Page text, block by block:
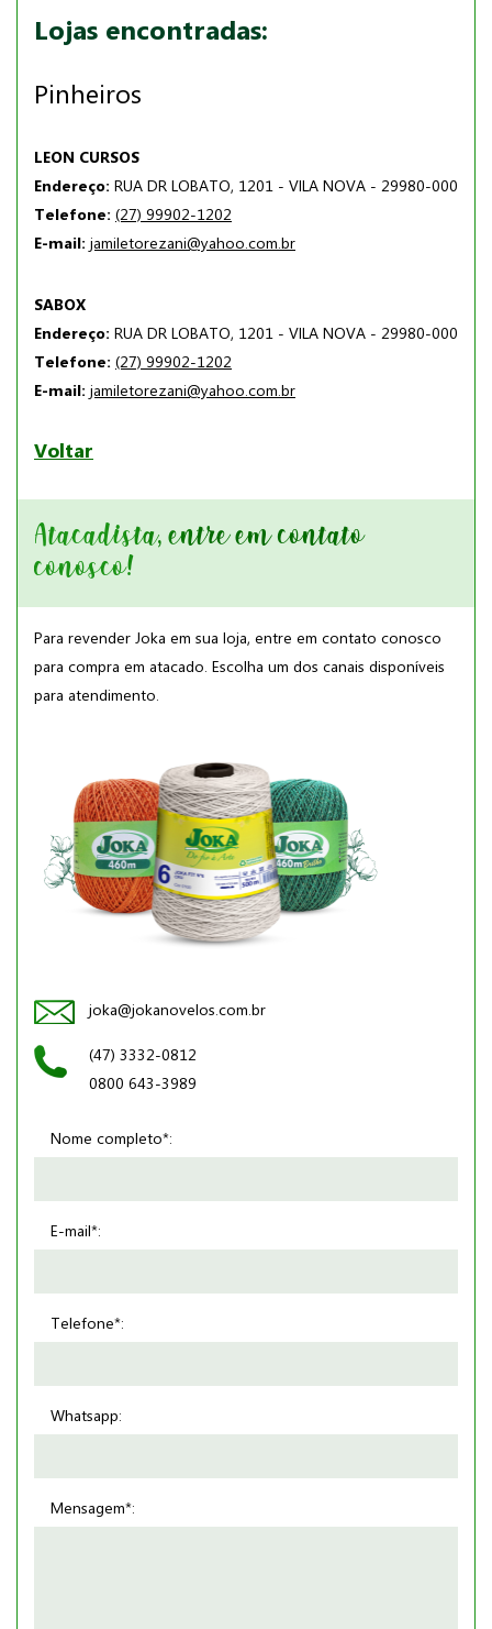
Lojas encontradas:
Pinheiros
LEON CURSOS
Endereço: RUA DR LOBATO, 1201 - VILA NOVA - 29980-000
Telefone: (27) 99902-1202
E-mail: jamiletorezani@yahoo.com.br
SABOX
Endereço: RUA DR LOBATO, 1201 - VILA NOVA - 29980-000
Telefone: (27) 99902-1202
E-mail: jamiletorezani@yahoo.com.br
Voltar
Atacadista, entre em contato
conosco!
Para revender Joka em sua loja, entre em contato conosco
para compra em atacado. Escolha um dos canais disponíveis
para atendimento.
joka@jokanovelos.com.br
(47) 3332-0812
0800 643-3989
Nome completo*:
E-mail*:
Telefone*:
Whatsapp:
Mensagem*: